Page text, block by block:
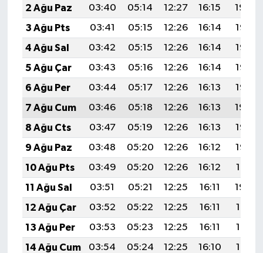
2 Ağu Paz
03:40 05:14 12:27 16:15
19:29
3 Ağu Pts
03:41 05:15 12:26 16:14
19:28
4 Ağu Sal
03:42 05:15 12:26 16:14
19:27
5 Ağu Çar
03:43 05:16 12:26 16:14
19:26
6 Ağu Per
03:44 05:17 12:26 16:13
19:25
7 Ağu Cum
03:46 05:18 12:26 16:13
19:24
8 Ağu Cts
03:47 05:19 12:26 16:13
19:23
9 Ağu Paz
03:48 05:20 12:26 16:12
19:22
10 Ağu Pts
03:49 05:20 12:26 16:12
19:21
11 Ağu Sal
03:51 05:21 12:25 16:11
19:20
12 Ağu Çar
03:52 05:22 12:25 16:11
19:19
13 Ağu Per
03:53 05:23 12:25 16:11
19:17
14 Ağu Cum
03:54 05:24 12:25 16:10
19:16